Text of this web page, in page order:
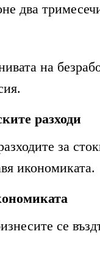
два
на
разходи
за
икономиката.
се